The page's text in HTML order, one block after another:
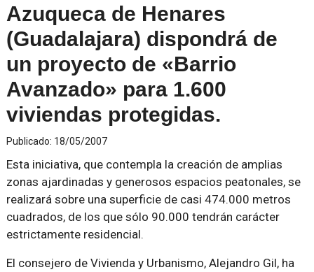
Azuqueca de Henares
(Guadalajara) dispondrá de
un proyecto de «Barrio
Avanzado» para 1.600
viviendas protegidas.
Publicado: 18/05/2007
Esta iniciativa, que contempla la creación de amplias
zonas ajardinadas y generosos espacios peatonales, se
realizará sobre una superficie de casi 474.000 metros
cuadrados, de los que sólo 90.000 tendrán carácter
estrictamente residencial.
El consejero de Vivienda y Urbanismo, Alejandro Gil, ha